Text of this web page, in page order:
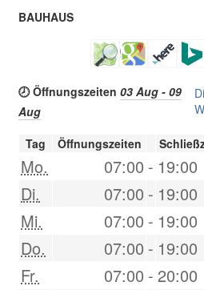
BAUHAUS
🕗 Öffnungszeiten 03 Aug - 09
Aug
Tag Öffnungszeiten
Mo. 07:00 - 19:00
Di.
07:00 - 19:00
Mi.
07:00 - 19:00
Do.
07:00 - 19:00
Fr.
07:00 - 20:00